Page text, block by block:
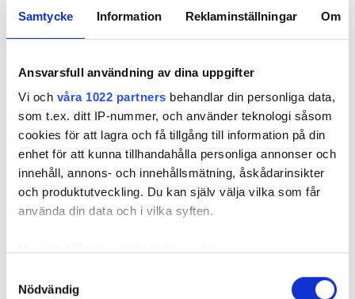
Samtycke Information Reklaminställningar Om
Ansvarsfull användning av dina uppgifter
Vi och våra 1022 partners behandlar din personliga data,
som t.ex. ditt IP-nummer, och använder teknologi såsom
cookies för att lagra och få tillgång till information på din
enhet för att kunna tillhandahålla personliga annonser och
innehåll, annons- och innehållsmätning, åskådarinsikter
och produktutveckling. Du kan själv välja vilka som får
använda din data och i vilka syften.
som kan ha en noggrannhet på upp till flera meter
Nödvändig
om att renovera hela lägenheten. Men då svarade
Hade hyresgästen redan då varnat om sprickan hade
menar värden.
Hyresnämndengick på värdens linje och beslutade att
kontraktet skulle upphöra från sista januari 2026.
Hyresgästen borde med tanke på att sprickan var så stor
som den var och satt där den satt ha insett att den kunde
medföra större problem, menar hyresnämnden.
Får mer tid på sig att flytta
Beslutet överklagades till
som nu har kommit